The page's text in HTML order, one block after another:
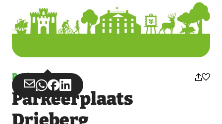
Parken
Teilen
über
Email
Teilen
über
WhatsApp
Teilen
auf
Facebook
Teilen
auf
Parkeerplaats